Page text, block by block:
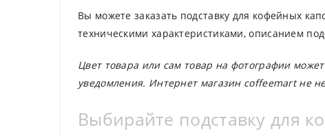
Вы можете заказать подставку для кофейных
техническими характеристиками, описанием
Цвет товара или сам товар на фотографии
уведомления. Интернет магазин coffeemart не
Выбирайте подставку для